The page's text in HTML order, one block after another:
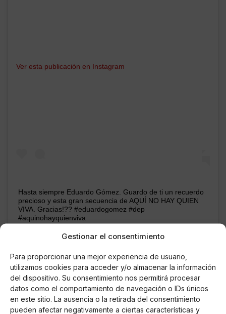
Gestionar el consentimiento
Para proporcionar una mejor experiencia de usuario,
utilizamos cookies para acceder y/o almacenar la información
del dispositivo. Su consentimiento nos permitirá procesar
datos como el comportamiento de navegación o IDs únicos
en este sitio. La ausencia o la retirada del consentimiento
pueden afectar negativamente a ciertas características y
Ver esta publicación en Instagram
Hasta siempre Eduardo Gómez. Guardo de ti un recuerdo
precioso y esta gran secuencia de AQUÍ NO HAY QUIEN
VIVA. Gracias!?? #eduardogomez #dep
#aquinohayquienviva
Una publicación compartida deNacho Guerreros
Eso sí, consiguió hacerse poco a poco un hueco en la
televisión gracias a su amor por la interpretación y su
humildad.En cine, fue en el año 2003 interpretó al